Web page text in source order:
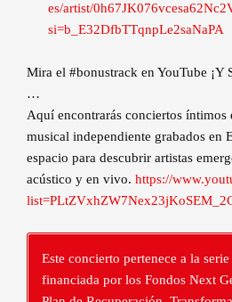
es/artist/
si=b_E32DfbTTqnpLe2saNaPA
Mira el #bonustrack en YouTube ¡Y
…
Aquí encontrarás conciertos íntimos
musical independiente grabados en
espacio para descubrir artistas
acústico y en vivo. https://
Este concierto pertenece a la
financiada por los Fondos Next